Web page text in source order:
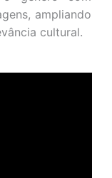
ampliando
cultural.